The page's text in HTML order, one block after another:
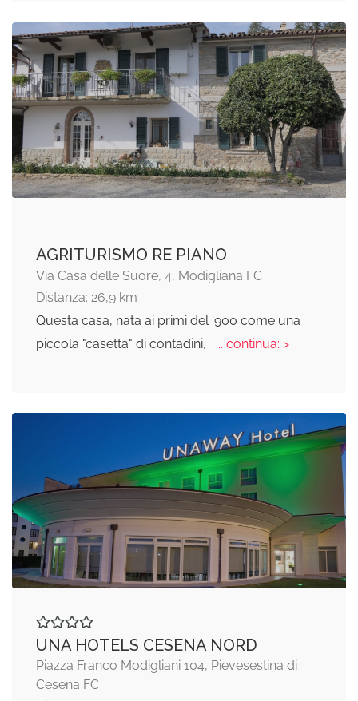
AGRITURISMO RE PIANO
Via Casa delle Suore, 4, Modigliana FC
Distanza: 26,9 km
Questa casa, nata ai primi del '900 come una
piccola "casetta" di contadini,
... continua: >
UNA HOTELS CESENA NORD
Piazza Franco Modigliani 104, Pievesestina di
Cesena FC